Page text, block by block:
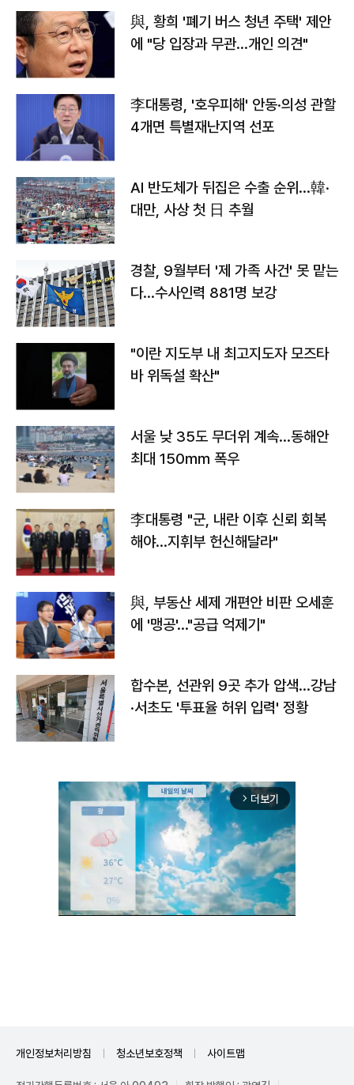
與, 황희 '폐기 버스 청년 주택' 제안
에 "당 입장과 무관…개인 의견"
李대통령, '호우피해' 안동·의성 관할
4개면 특별재난지역 선포
AI 반도체가 뒤집은 수출 순위…韓·
대만, 사상 첫 日 추월
경찰, 9월부터 '제 가족 사건' 못 맡는
다…수사인력 881명 보강
"이란 지도부 내 최고지도자 모즈타
바 위독설 확산"
서울 낮 35도 무더위 계속…동해안
최대 150㎜ 폭우
李대통령 "군, 내란 이후 신뢰 회복
해야…지휘부 헌신해달라"
與, 부동산 세제 개편안 비판 오세훈
에 '맹공'…"공급 억제기"
합수본, 선관위 9곳 추가 압색…강남
·서초도 '투표율 허위 입력' 정황
arrow_forward_ios 더보기
개인정보처리방침 청소년보호정책 사이트맵